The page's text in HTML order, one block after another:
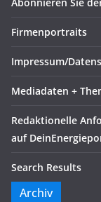
Firmenportraits
Impressum/
Mediadaten +
Redaktionelle
auf
Search Results
Archiv